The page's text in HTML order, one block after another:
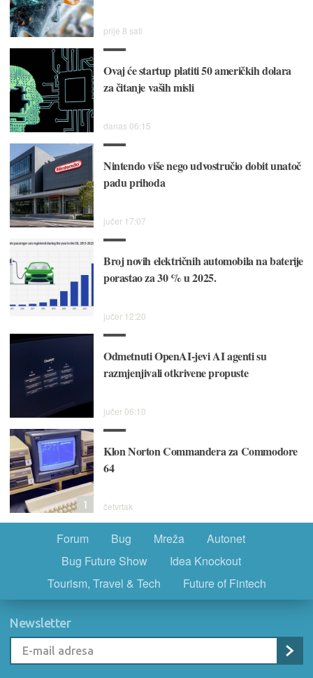
prije 8 sati
Ovaj će startup platiti 50 američkih dolara
za čitanje vaših misli
danas 06:15
Nintendo više nego udvostručio dobit unatoč
padu prihoda
jučer 17:07
Broj novih električnih automobila na baterije
porastao za 30 % u 2025.
jučer 12:20
Odmetnuti OpenAI-jevi AI agenti su
razmjenjivali otkrivene propuste
jučer 06:10
Klon Norton Commandera za Commodore
64
četvrtak
1
Forum Bug Mreža
Autonet
Bug Future Show
Idea Knockout
Tourism, Travel & Tech
Future of Fintech
Newsletter